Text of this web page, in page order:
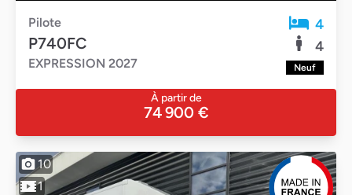
Pilote
P740FC
EXPRESSION 2027
4
4
Neuf
À partir de
74 900 €
10
1